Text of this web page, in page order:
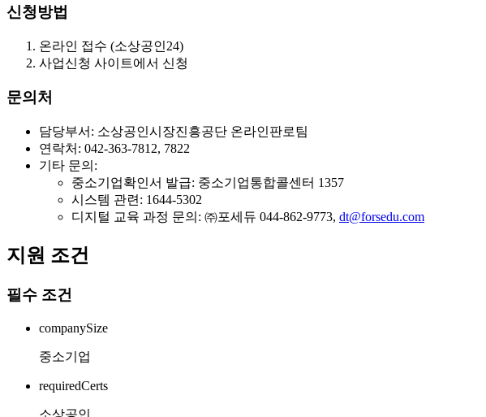
신청방법
온라인 접수 (소상공인24)
사업신청 사이트에서 신청
문의처
담당부서: 소상공인시장진흥공단 온라인판로팀
연락처: 042-363-7812, 7822
기타 문의:
중소기업확인서 발급: 중소기업통합콜센터 1357
시스템 관련: 1644-5302
디지털 교육 과정 문의: ㈜포세듀 044-862-9773, dt@forsedu.com
지원 조건
필수 조건
companySize
중소기업
requiredCerts
소상공인